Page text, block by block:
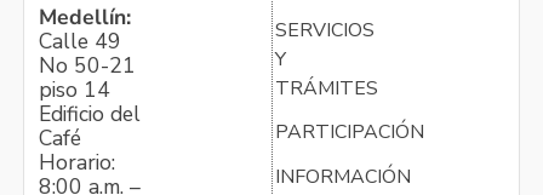
Medellín:
Calle 49
No 50-21
piso 14
Edificio del
Café
Horario:
8:00 a.m. –
SERVICIOS
Y
TRÁMITES
PARTICIPACIÓN
INFORMACIÓN